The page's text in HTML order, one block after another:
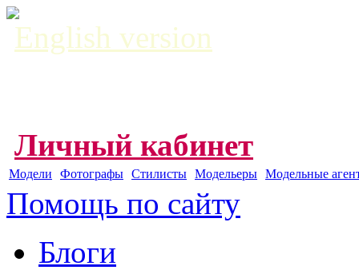
English version
Личный кабинет
Модели Фотографы Стилисты Модельеры Модельные
Помощь по сайту
Блоги